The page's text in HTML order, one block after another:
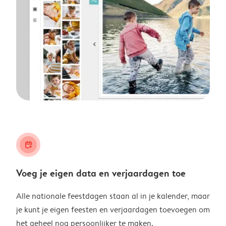
calendar_plus
Voeg je eigen data en verjaardagen toe
Alle nationale feestdagen staan al in je kalender, maar
je kunt je eigen feesten en verjaardagen toevoegen om
het geheel nog persoonlijker te maken.